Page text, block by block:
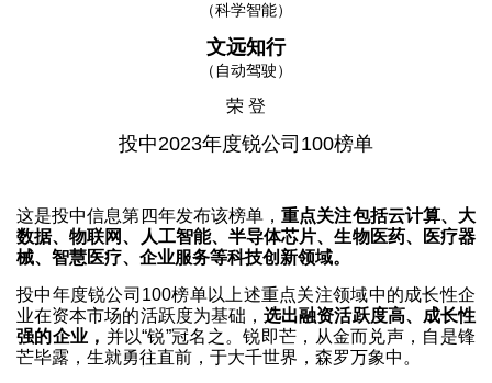
（科学智能）
文远知行
（自动驾驶）
荣 登
投中2023年度锐公司100榜单
这是投中信息第四年发布该榜单，重点关注包括云计算、大
数据、物联网、人工智能、半导体芯片、生物医药、医疗器
械、智慧医疗、企业服务等科技创新领域。
投中年度锐公司100榜单以上述重点关注领域中的成长性企
业在资本市场的活跃度为基础，选出融资活跃度高、成长性
强的企业， 并以“锐”冠名之。锐即芒，从金而兑声，自是锋
芒毕露，生就勇往直前，于大千世界，森罗万象中。